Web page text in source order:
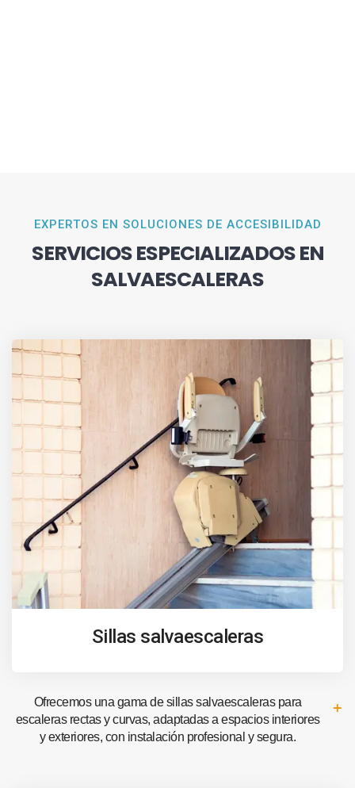
EXPERTOS EN SOLUCIONES DE ACCESIBILIDAD
SERVICIOS ESPECIALIZADOS EN
SALVAESCALERAS
Sillas salvaescaleras
Ofrecemos una gama de sillas salvaescaleras para
escaleras rectas y curvas, adaptadas a espacios interiores
y exteriores, con instalación profesional y segura.